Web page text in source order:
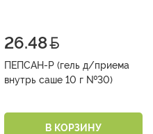
26.48
ПЕПСАН-Р (гель д/приема
внутрь саше 10 г №30)
В КОРЗИНУ